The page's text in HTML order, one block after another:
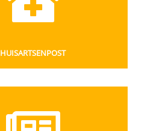
HUISARTSENPOST